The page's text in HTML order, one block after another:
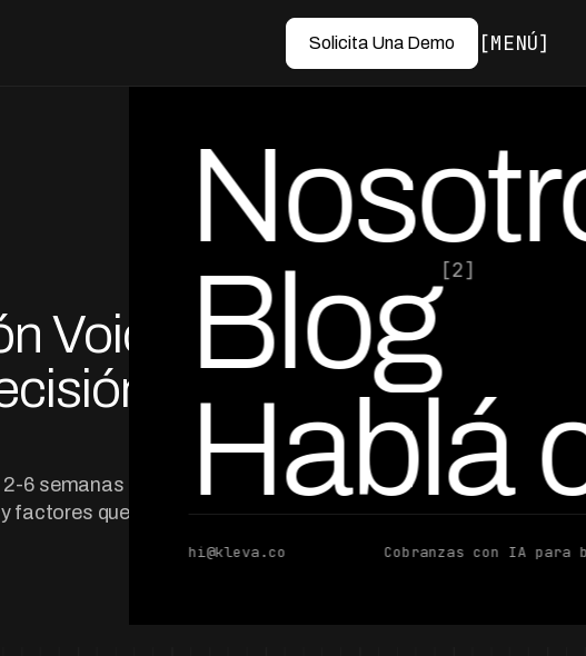
Solicita Una Demo MENÚ
Blog[2]
Hablá
hi@kleva.co Cobranzas con IA para
Voice
a
6 semanas según
factores que aceleran o
por Ed Escobar
Co-Founder & CEO